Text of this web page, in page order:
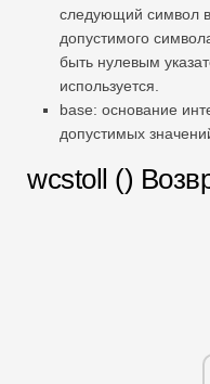
следующий символ
допустимого
быть нулевым
используется.
base: основание
допустимых
wcstoll ()